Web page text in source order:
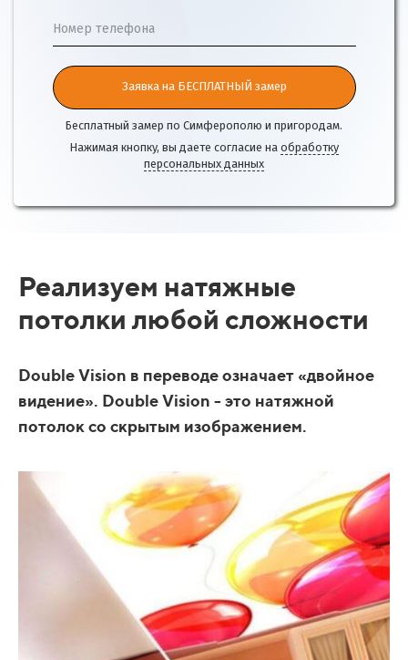
Номер телефона
Заявка на БЕСПЛАТНЫЙ замер
Бесплатный замер по Симферополю и пригородам.
Нажимая кнопку, вы даете согласие на обработку
персональных данных
Реализуем натяжные
потолки любой сложности
Double Vision в переводе означает «двойное
видение». Double Vision - это натяжной
потолок со скрытым изображением.